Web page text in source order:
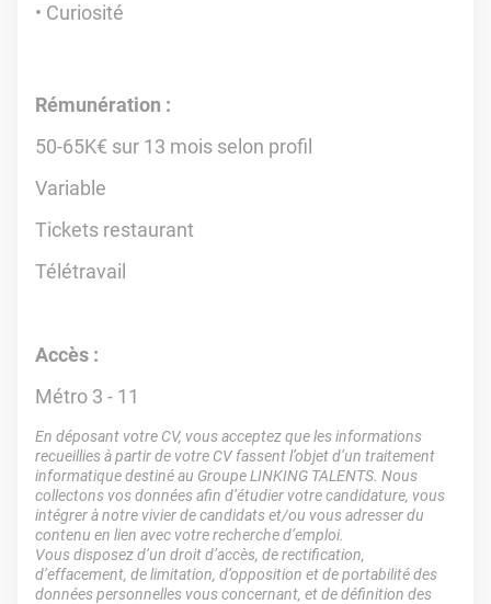
Curiosité
Rémunération :
50-65K€ sur 13 mois selon profil
Variable
Tickets restaurant
Télétravail
Accès :
Métro 3 - 11
En déposant votre CV, vous acceptez que les informations
recueillies à partir de votre CV fassent l’objet d’un traitement
informatique destiné au Groupe LINKING TALENTS. Nous
collectons vos données afin d’étudier votre candidature, vous
intégrer à notre vivier de candidats et/ou vous adresser du
contenu en lien avec votre recherche d’emploi.
Vous disposez d’un droit d’accès, de rectification,
d’effacement, de limitation, d’opposition et de portabilité des
données personnelles vous concernant, et de définition des